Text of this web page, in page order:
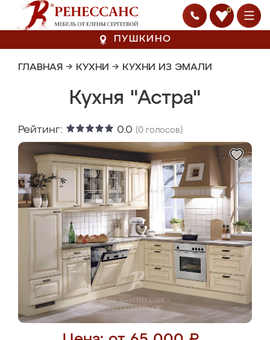
0
ПУШКИНО
ГЛАВНАЯ → КУХНИ → КУХНИ ИЗ ЭМАЛИ
Кухня "Астра"
Рейтинг: 0.0 (0 голосов)